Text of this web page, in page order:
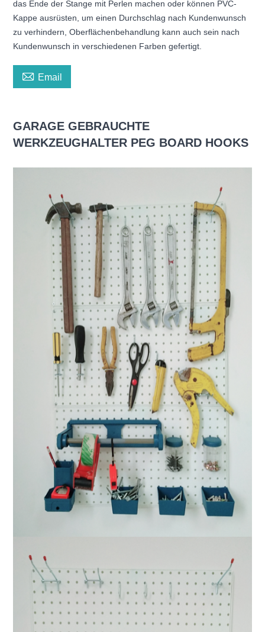
das Ende der Stange mit Perlen machen oder können PVC-
Kappe ausrüsten, um einen Durchschlag nach Kundenwunsch
zu verhindern, Oberflächenbehandlung kann auch sein nach
Kundenwunsch in verschiedenen Farben gefertigt.
 Email
GARAGE GEBRAUCHTE
WERKZEUGHALTER PEG BOARD HOOKS